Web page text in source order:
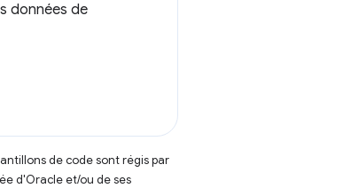
données de
de code sont régis par
d'Oracle et/ou de ses